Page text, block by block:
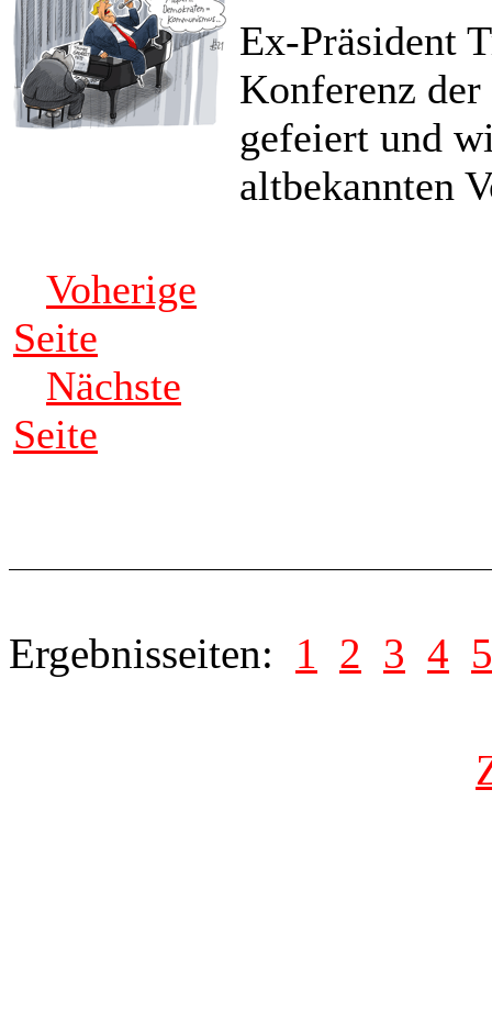
Ex-Präsident
Konferenz
gefeiert und
altbekannten
Voherige
Seite
Nächste
Seite
Ergebnisseiten: 1 2 3 4 5